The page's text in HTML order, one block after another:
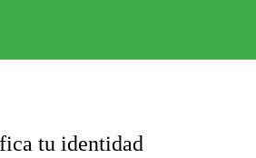
tu identidad